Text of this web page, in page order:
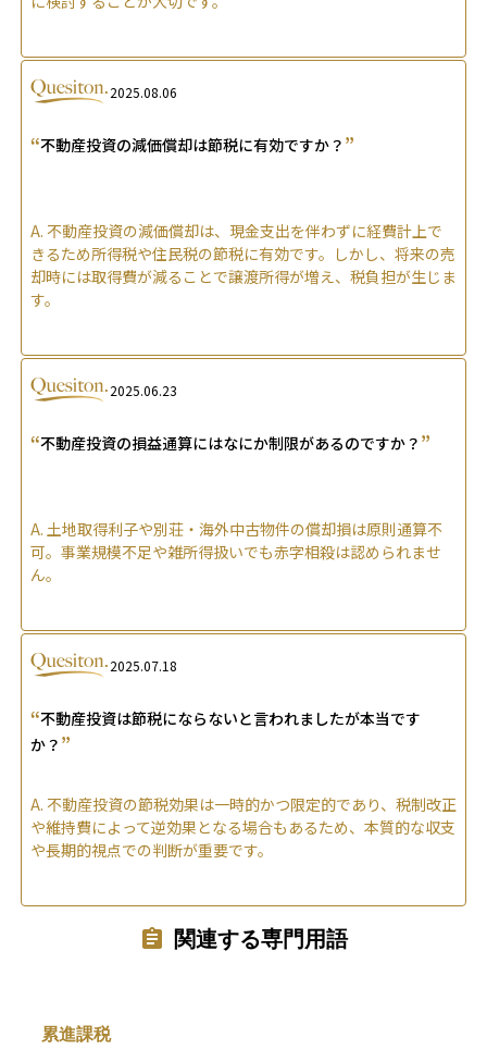
2025.08.06
“不動産投資の減価償却は節税に有効ですか？ ”
A. 不動産投資の減価償却は、現金支出を伴わずに経費計上で
きるため所得税や住民税の節税に有効です。しかし、将来の売
却時には取得費が減ることで譲渡所得が増え、税負担が生じま
す。
2025.06.23
“不動産投資の損益通算にはなにか制限があるのですか？ ”
A. 土地取得利子や別荘・海外中古物件の償却損は原則通算不
可。事業規模不足や雑所得扱いでも赤字相殺は認められませ
ん。
2025.07.18
“不動産投資は節税にならないと言われましたが本当です
か？ ”
A. 不動産投資の節税効果は一時的かつ限定的であり、税制改正
や維持費によって逆効果となる場合もあるため、本質的な収支
や長期的視点での判断が重要です。
関連する専門用語
累進課税